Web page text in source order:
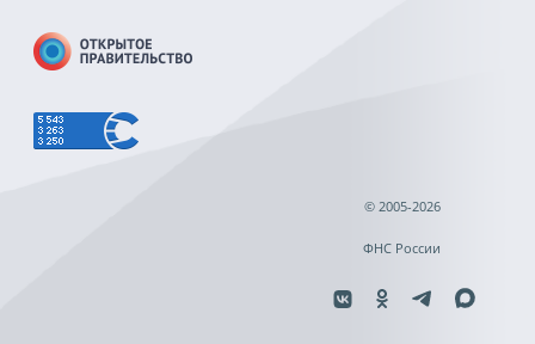
© 2005-2026
ФНС России